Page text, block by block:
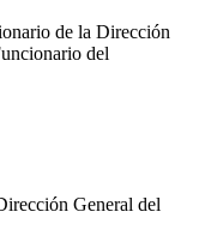
de la Dirección
del
General del